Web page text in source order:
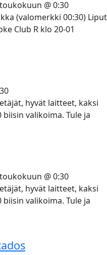
@ 0:30
(valomerkki 00:30) Liput
Club R klo 20-01
hyvät laitteet, kaksi
biisin valikoima. Tule ja
@ 0:30
hyvät laitteet, kaksi
biisin valikoima. Tule ja